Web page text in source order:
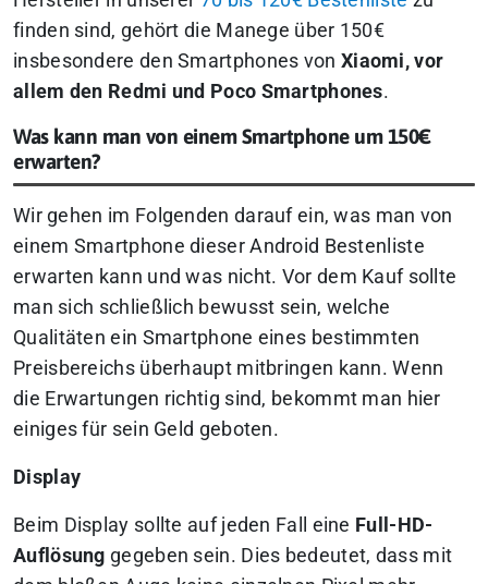
finden sind, gehört die Manege über 150€
insbesondere den Smartphones von Xiaomi, vor
allem den Redmi und Poco Smartphones.
Was kann man von einem Smartphone um 150€
erwarten?
Wir gehen im Folgenden darauf ein, was man von
einem Smartphone dieser Android Bestenliste
erwarten kann und was nicht. Vor dem Kauf sollte
man sich schließlich bewusst sein, welche
Qualitäten ein Smartphone eines bestimmten
Preisbereichs überhaupt mitbringen kann. Wenn
die Erwartungen richtig sind, bekommt man hier
einiges für sein Geld geboten.
Display
Beim Display sollte auf jeden Fall eine Full-HD-
Auflösung gegeben sein. Dies bedeutet, dass mit